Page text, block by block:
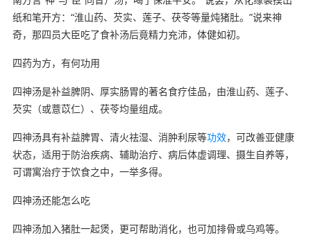
纸和笔开方：“淮山药、芡实、莲子、茯苓等量炖猪肚。”说来神
奇，那四员大臣吃了食补汤后竟精力充沛，体健如初。
四药为方，有何功用
四神汤是补益脾阴、厚实肠胃的著名食疗佳品，由淮山药、莲子、
芡实（或薏苡仁）、茯苓均量组成。
四神汤具有补益脾胃、清火祛湿、消肿利尿等功效，可改善亚健康
状态，适用于防治疾病、辅助治疗、病后体虚调理、摄生自养等，
可谓寓治疗于饮食之中，一举多得。
四神汤还能怎么吃
四神汤加入猪肚一起煲，更可帮助消化，也可加排骨或乌鸡等。